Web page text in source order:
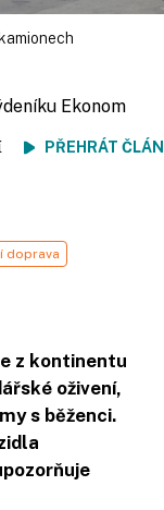
Ekonom
PŘEHRÁT
doprava
z kontinentu
oživení,
s běženci.